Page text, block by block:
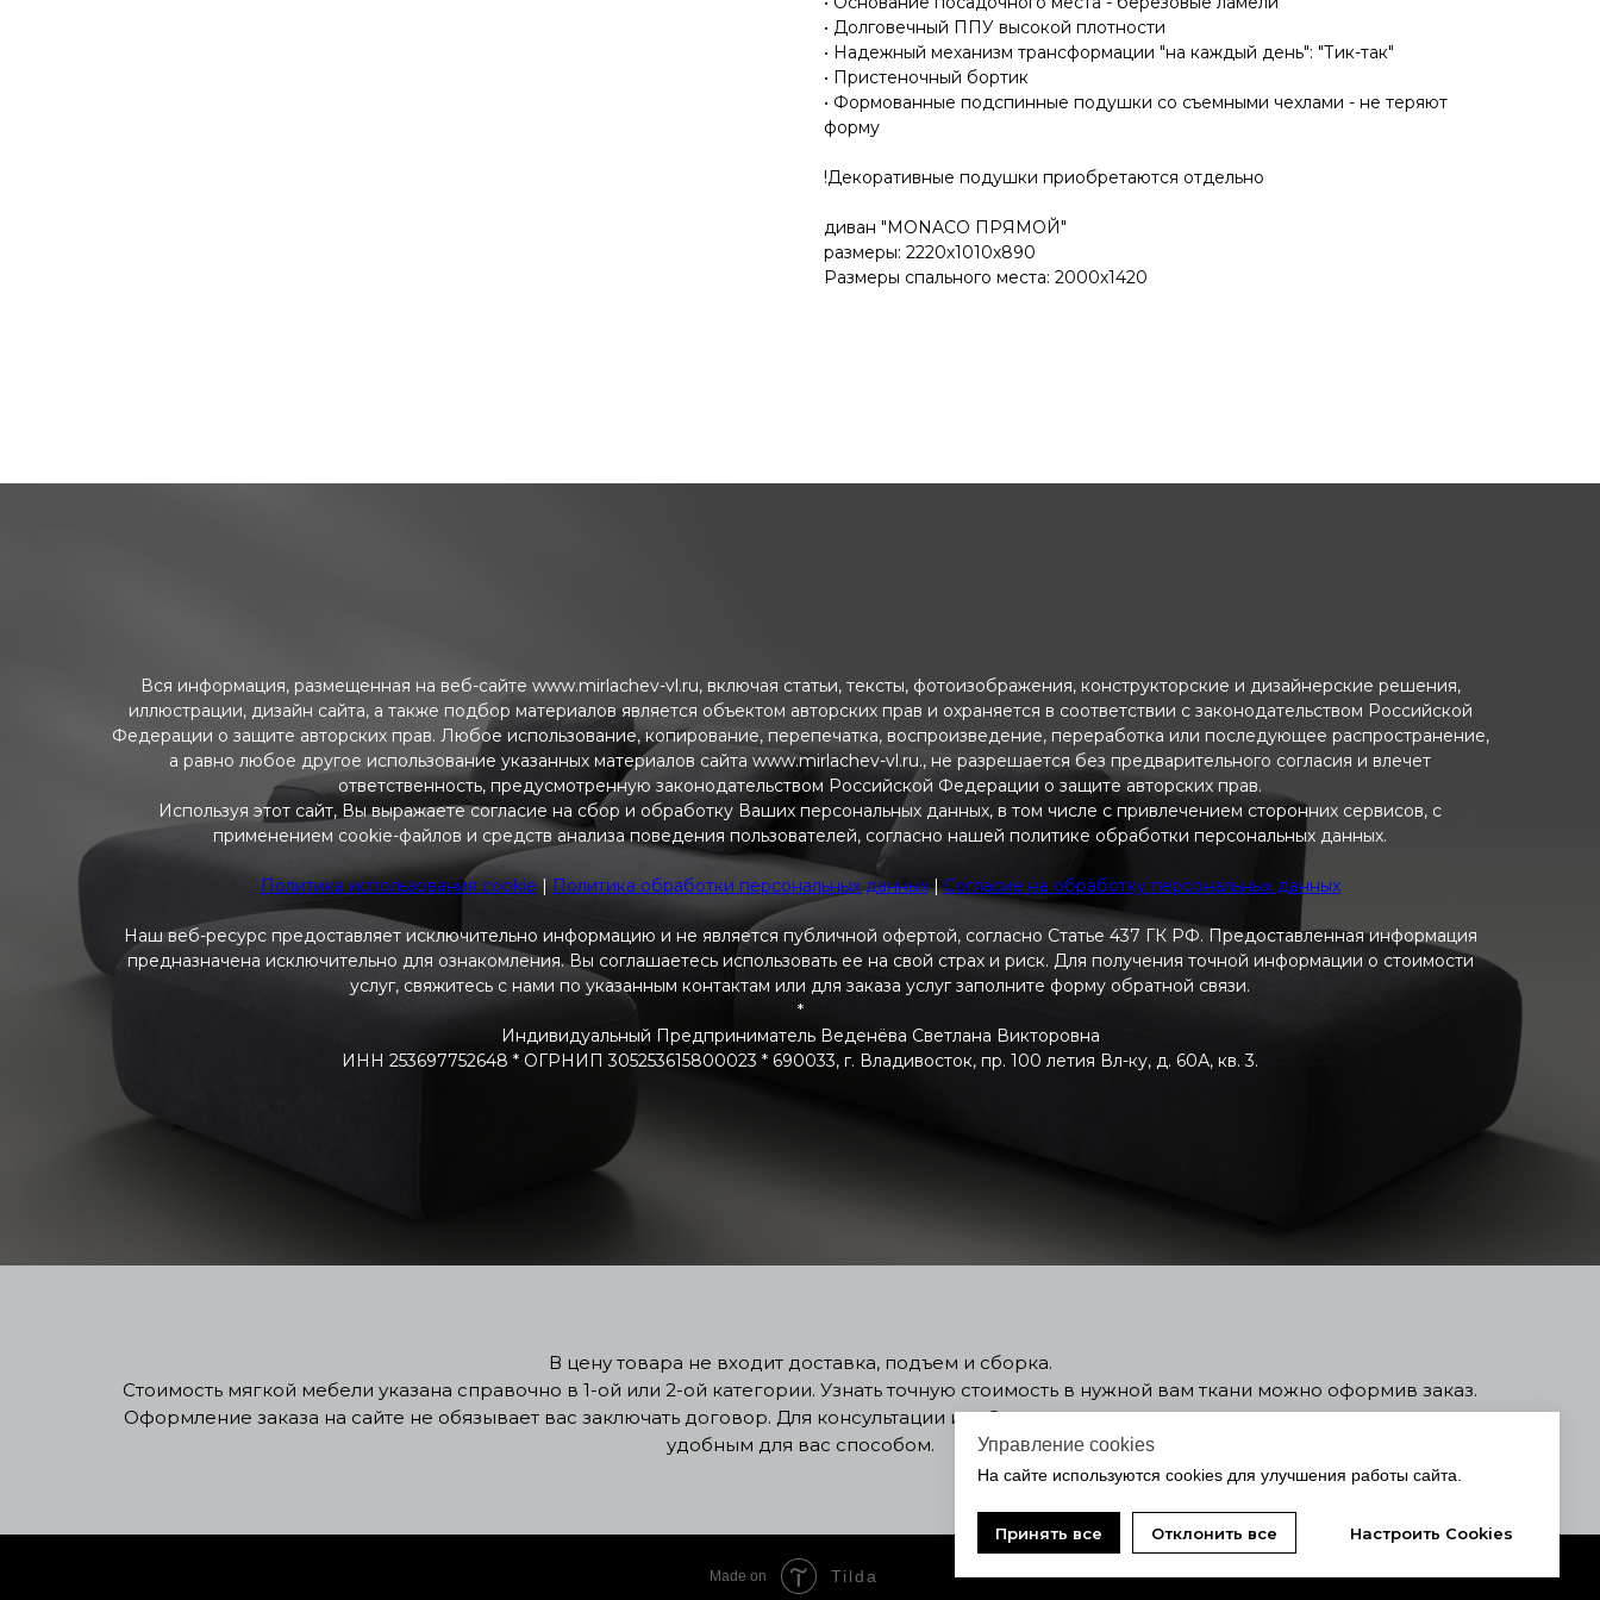
• Долговечный ППУ высокой плотности
• Надежный механизм трансформации "на каждый день": "Тик-так"
• Пристеночный бортик
• Формованные подспинные подушки со съемными чехлами - не теряют
форму
!Декоративные подушки приобретаются отдельно
диван "MONACO ПРЯМОЙ"
размеры: 2220х1010х890
Размеры спального места: 2000х1420
Вся информация, размещенная на веб-сайте www.mirlachev-vl.ru, включая статьи, тексты, фотоизображения, конструкторские и дизайнерские решения,
иллюстрации, дизайн сайта, а также подбор материалов является объектом авторских прав и охраняется в соответствии с законодательством Российской
Федерации о защите авторских прав. Любое использование, копирование, перепечатка, воспроизведение, переработка или последующее распространение,
а равно любое другое использование указанных материалов сайта www.mirlachev-vl.ru., не разрешается без предварительного согласия и влечет
ответственность, предусмотренную законодательством Российской Федерации о защите авторских прав.
Используя этот сайт, Вы выражаете согласие на сбор и обработку Ваших персональных данных, в том числе с привлечением сторонних сервисов, с
применением cookie-файлов и средств анализа поведения пользователей, согласно нашей политике обработки персональных данных.
Политика использования cookie | Политика обработки персональных данных|Согласие на обработку персональных данных
Наш веб-ресурс предоставляет исключительно информацию и не является публичной офертой, согласно Статье 437 ГК РФ. Предоставленная информация
предназначена исключительно для ознакомления. Вы соглашаетесь использовать ее на свой страх и риск. Для получения точной информации о стоимости
услуг, свяжитесь с нами по указанным контактам или для заказа услуг заполните форму обратной связи.
*
Индивидуальный Предприниматель Веденёва Светлана Викторовна
ИНН 253697752648 * ОГРНИП 305253615800023 * 690033, г. Владивосток, пр. 100 летия Вл-ку, д. 60А, кв. 3.
Управление cookies
На сайте используются cookies для улучшения работы сайта.
Принять все Отклонить все Настроить Cookies
В цену товара не входит доставка, подъем и сборка.
Стоимость мягкой мебели указана справочно в 1-ой или 2-ой категории. Узнать точную стоимость в нужной вам ткани можно оформив заказ.
Оформление заказа на сайте не обязывает вас заключать договор. Для консультации или Заключения договора с вами свяжется менеджер
удобным для вас способом.
Made on Tilda